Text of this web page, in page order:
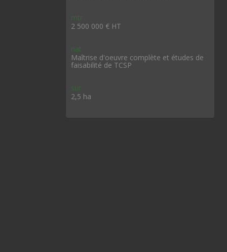
mtr
2 500 000 € HT
nat
Maîtrise d'oeuvre complète et études de
faisabilité de TCSP
sur
2,5 ha